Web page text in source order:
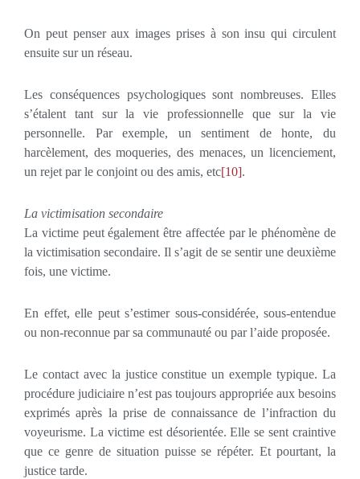
On peut penser aux images prises à son insu qui circulent
ensuite sur un réseau.
Les conséquences psychologiques sont nombreuses. Elles
s’étalent tant sur la vie professionnelle que sur la vie
personnelle. Par exemple, un sentiment de honte, du
harcèlement, des moqueries, des menaces, un licenciement,
un rejet par le conjoint ou des amis, etc[10].
La victimisation secondaire
La victime peut également être affectée par le phénomène de
la victimisation secondaire. Il s’agit de se sentir une deuxième
fois, une victime.
En effet, elle peut s’estimer sous-considérée, sous-entendue
ou non-reconnue par sa communauté ou par l’aide proposée.
Le contact avec la justice constitue un exemple typique. La
procédure judiciaire n’est pas toujours appropriée aux besoins
exprimés après la prise de connaissance de l’infraction du
voyeurisme. La victime est désorientée. Elle se sent craintive
que ce genre de situation puisse se répéter. Et pourtant, la
justice tarde.